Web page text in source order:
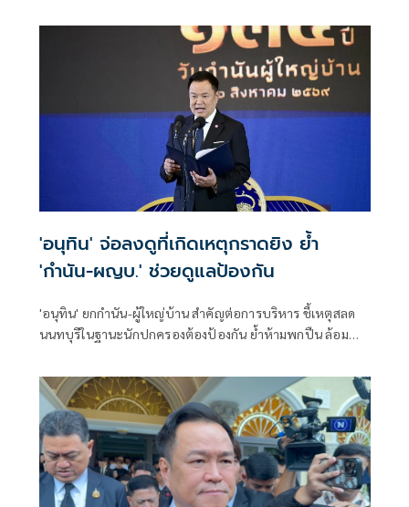
แข็งแรง
'อนุทิน' จ่อลงดูที่เกิดเหตุกราดยิง ย้ำ
'กำนัน-ผญบ.' ช่วยดูแลป้องกัน
'อนุทิน' ยกกำนัน-ผู้ใหญ่บ้าน สำคัญต่อการบริหาร ชี้เหตุสลด
นนทบุรีในฐานะนักปกครองต้องป้องกัน ย้ำห้ามพกปืน ล้อม
ที่เกิดเหตุ